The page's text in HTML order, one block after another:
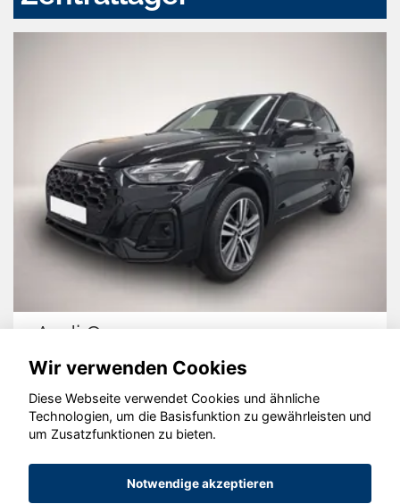
Audi Q5
© konjunkturmotor.de GmbH 2020 - 2026
Wir verwenden Cookies
Diese Webseite verwendet Cookies und ähnliche
Technologien, um die Basisfunktion zu gewährleisten und
um Zusatzfunktionen zu bieten.
Notwendige akzeptieren